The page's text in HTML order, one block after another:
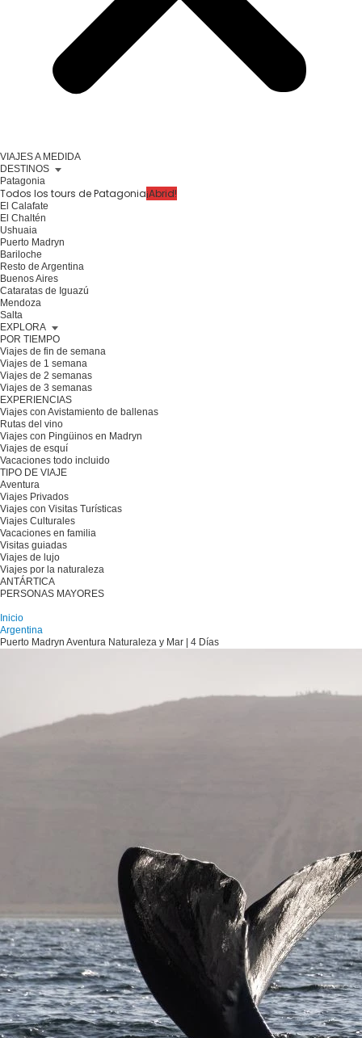
VIAJES A MEDIDA
DESTINOS
Patagonia
Todos los tours de Patagonia¡Abrid!
El Calafate
El Chaltén
Ushuaia
Puerto Madryn
Bariloche
Resto de Argentina
Buenos Aires
Cataratas de Iguazú
Mendoza
Salta
EXPLORA
POR TIEMPO
Viajes de fin de semana
Viajes de 1 semana
Viajes de 2 semanas
Viajes de 3 semanas
EXPERIENCIAS
Viajes con Avistamiento de ballenas
Rutas del vino
Viajes con Pingüinos en Madryn
Viajes de esquí
Vacaciones todo incluido
TIPO DE VIAJE
Aventura
Viajes Privados
Viajes con Visitas Turísticas
Viajes Culturales
Vacaciones en familia
Visitas guiadas
Viajes de lujo
Viajes por la naturaleza
ANTÁRTICA
PERSONAS MAYORES
Inicio
Argentina
Puerto Madryn Aventura Naturaleza y Mar | 4 Días